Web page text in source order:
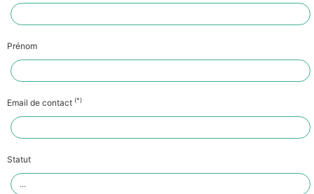
Prénom
Email de contact (*)
Statut